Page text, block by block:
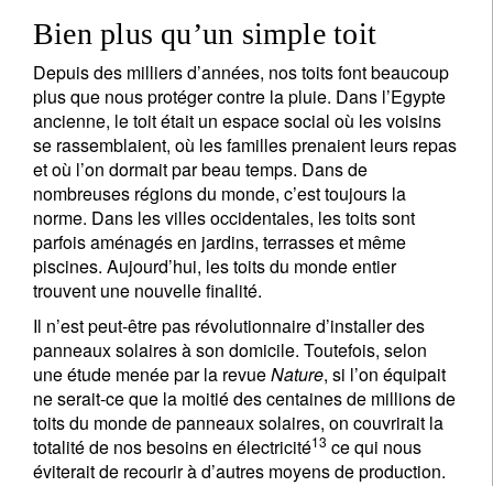
Bien plus qu’un simple toit
Depuis des milliers d’années, nos toits font beaucoup
plus que nous protéger contre la pluie. Dans l’Egypte
ancienne, le toit était un espace social où les voisins
se rassemblaient, où les familles prenaient leurs repas
et où l’on dormait par beau temps. Dans de
nombreuses régions du monde, c’est toujours la
norme. Dans les villes occidentales, les toits sont
parfois aménagés en jardins, terrasses et même
piscines. Aujourd’hui, les toits du monde entier
trouvent une nouvelle finalité.
Il n’est peut-être pas révolutionnaire d’installer des
panneaux solaires à son domicile. Toutefois, selon
une étude menée par la revueNature, si l’on équipait
ne serait-ce que la moitié des centaines de millions de
toits du monde de panneaux solaires, on couvrirait la
totalité de nos besoins en électricité13 ce qui nous
éviterait de recourir à d’autres moyens de production.